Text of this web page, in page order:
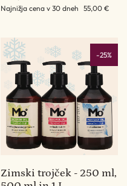
Najnižja cena v 30 dneh 55,00 €
-25%
Zimski trojček - 250 ml,